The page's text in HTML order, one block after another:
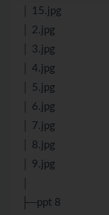
│ 15.jpg
│ 2.jpg
│ 3.jpg
│ 4.jpg
│ 5.jpg
│ 6.jpg
│ 7.jpg
│ 8.jpg
│ 9.jpg
├─ppt 8